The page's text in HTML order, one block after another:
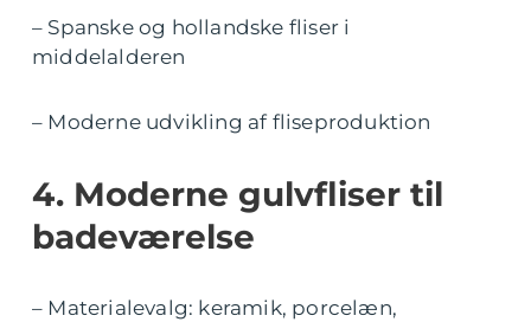
– Spanske og hollandske fliser i
middelalderen
– Moderne udvikling af fliseproduktion
4. Moderne gulvfliser til
badeværelse
– Materialevalg: keramik, porcelæn,